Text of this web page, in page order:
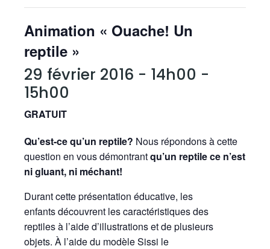
Animation « Ouache! Un
reptile »
29 février 2016 - 14h00 -
15h00
GRATUIT
Qu’est-ce qu’un reptile? Nous répondons à cette
question en vous démontrantqu’un reptile ce n’est
ni gluant, ni méchant!
Durant cette présentation éducative, les
enfants découvrent les caractéristiques des
reptiles à l’aide d’illustrations et de plusieurs
objets. À l’aide du modèle Sissi le